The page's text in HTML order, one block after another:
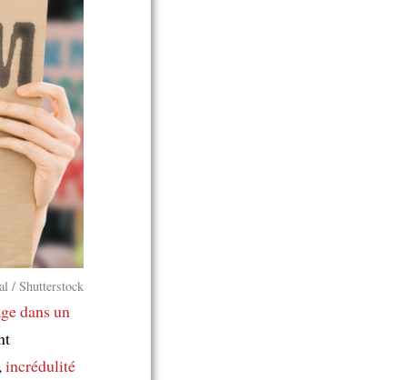
/ Shutterstock
dans un
incrédulité